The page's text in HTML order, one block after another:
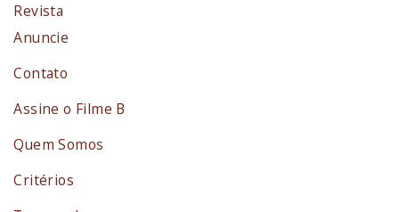
Revista
Anuncie
Contato
Assine o Filme B
Quem Somos
Critérios